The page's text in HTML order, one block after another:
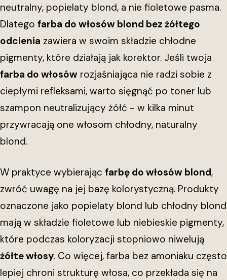
neutralny, popielaty blond, a nie fioletowe pasma.
Dlatego farba do włosów blond bez żółtego
odcienia zawiera w swoim składzie chłodne
pigmenty, które działają jak korektor. Jeśli twoja
farba do włosów rozjaśniająca nie radzi sobie z
ciepłymi refleksami, warto sięgnąć po toner lub
szampon neutralizujący żółć - w kilka minut
przywracają one włosom chłodny, naturalny
blond.
W praktyce wybierając farbę do włosów blond,
zwróć uwagę na jej bazę kolorystyczną. Produkty
oznaczone jako popielaty blond lub chłodny blond
mają w składzie fioletowe lub niebieskie pigmenty,
które podczas koloryzacji stopniowo niwelują
żółte włosy. Co więcej, farba bez amoniaku często
lepiej chroni strukturę włosa, co przekłada się na